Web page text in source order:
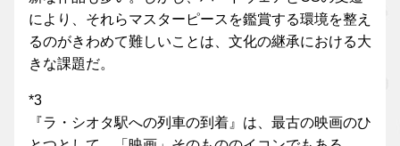
により、それらマスターピースを鑑賞する環境を整え
るのがきわめて難しいことは、文化の継承における大
きな課題だ。
*3
『ラ・シオタ駅への列車の到着』は、最古の映画のひ